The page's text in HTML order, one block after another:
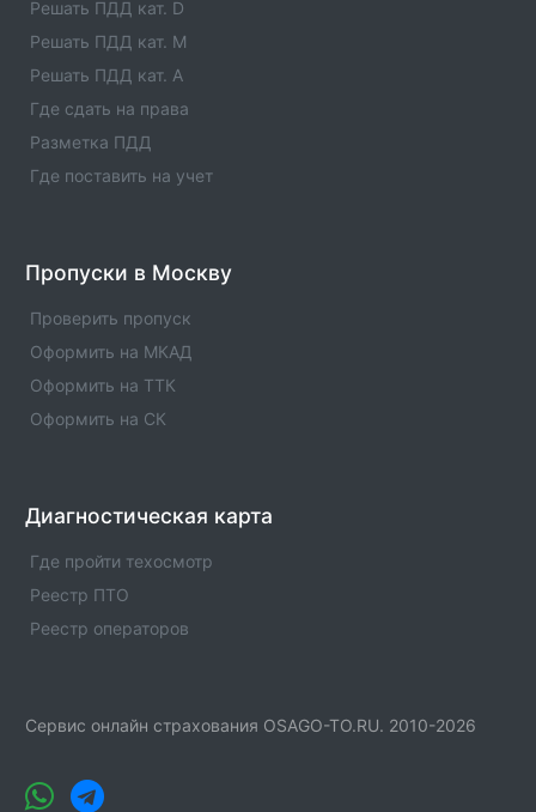
Список единых агентов в населенном пункте -
Единые агенты в городе Лениногорск. Адреса,
Единые агенты в городе Лаишево
Список единых агентов в населенном пункте -
Единые агенты в городе Лаишево. Адреса, телефоны,
услуги , отзывы
Список единых агентов в населенном пункте -
услуги , отзывы
Решать ПДД кат. D
Решать ПДД кат. M
Решать ПДД кат. A
Где сдать на права
Разметка ПДД
Где поставить на учет
Пропуски в Москву
Проверить пропуск
Оформить на МКАД
Оформить на ТТК
Оформить на СК
Диагностическая карта
Где пройти техосмотр
Реестр ПТО
Реестр операторов
Сервис онлайн страхования OSAGO-TO.RU. 2010-2026